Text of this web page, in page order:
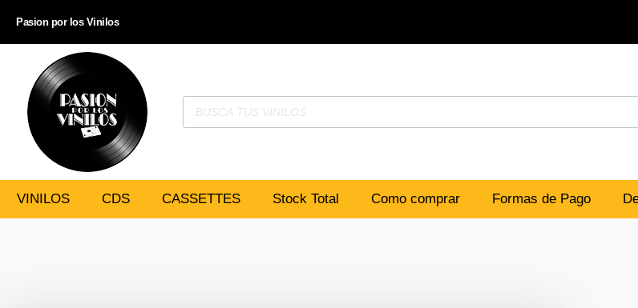
Pasion por los Vinilos
VINILOS CDS CASSETTES Stock Total Como comprar Formas de Pago